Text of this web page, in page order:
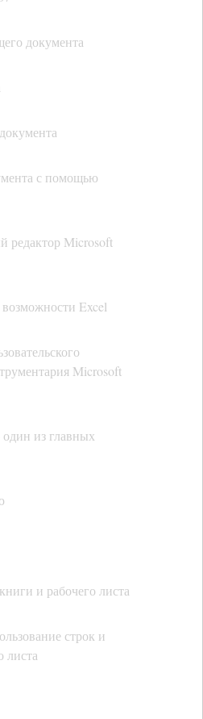
документа
с помощью
редактор Microsoft
Excel
Microsoft
из главных
и рабочего листа
строк и
листа